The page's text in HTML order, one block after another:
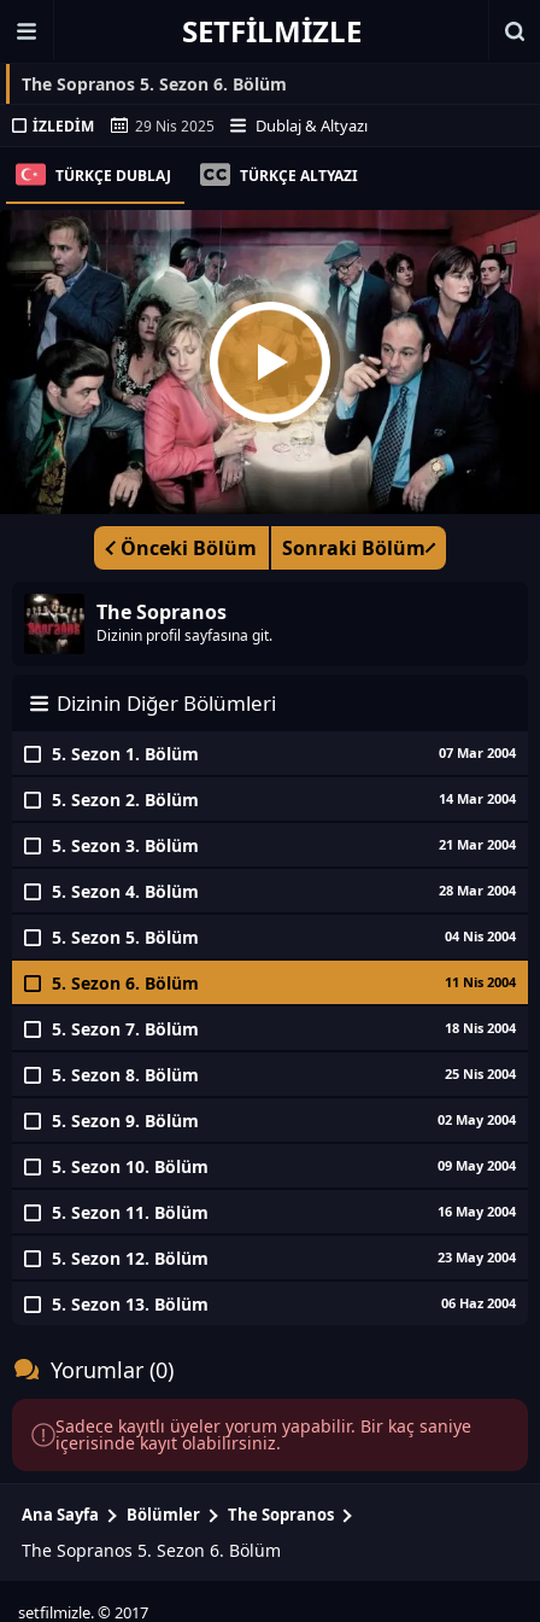
SETFILMIZLE
The Sopranos 5. Sezon 6. Bölüm
İZLEDIM 29 Nis 2025 Dublaj & Altyazı
TÜRKÇE DUBLAJ TÜRKÇE ALTYAZI
Önceki Bölüm Sonraki Bölüm
The Sopranos
Dizinin profil sayfasına git.
Dizinin Diğer Bölümleri
5. Sezon 1. Bölüm 07 Mar 2004
5. Sezon 2. Bölüm 14 Mar 2004
5. Sezon 3. Bölüm 21 Mar 2004
5. Sezon 4. Bölüm 28 Mar 2004
5. Sezon 5. Bölüm 04 Nis 2004
5. Sezon 6. Bölüm 11 Nis 2004
5. Sezon 7. Bölüm 18 Nis 2004
5. Sezon 8. Bölüm 25 Nis 2004
5. Sezon 9. Bölüm 02 May 2004
5. Sezon 10. Bölüm 09 May 2004
5. Sezon 11. Bölüm 16 May 2004
5. Sezon 12. Bölüm 23 May 2004
5. Sezon 13. Bölüm 06 Haz 2004
Yorumlar (0)
Sadece kayıtlı üyeler yorum yapabilir. Bir kaç saniye
içerisinde kayıt olabilirsiniz.
Ana Sayfa Bölümler The Sopranos
The Sopranos 5. Sezon 6. Bölüm
setfilmizle. © 2017